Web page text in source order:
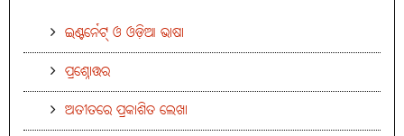
ଇଣ୍ଟର୍ନେଟ୍ ଓ ଓଡ଼ିଆ ଭାଷା
ପ୍ରଶ୍ନୋତ୍ତର
ଅତୀତରେ ପ୍ରକାଶିତ ଲେଖା